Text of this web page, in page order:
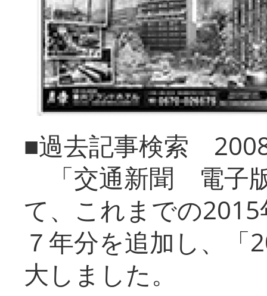
■過去記事検索
「交通新聞 電子
て、これまでの
７年分を追加し、「
大しまし